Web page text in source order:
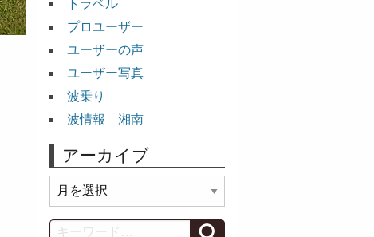
トラベル
プロユーザー
ユーザーの声
ユーザー写真
波乗り
波情報 湘南
アーカイブ
ー
カSearch